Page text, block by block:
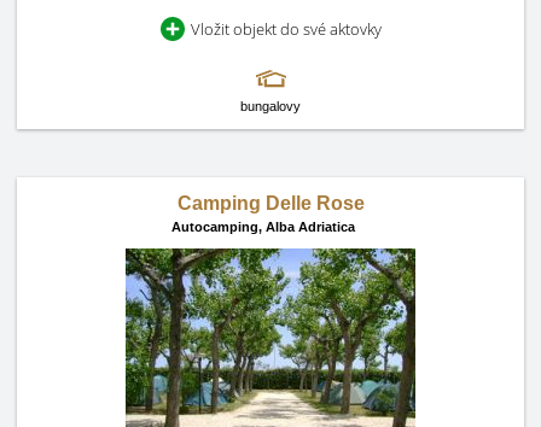
Vložit objekt do své aktovky
bungalovy
Camping Delle Rose
Autocamping, Alba Adriatica